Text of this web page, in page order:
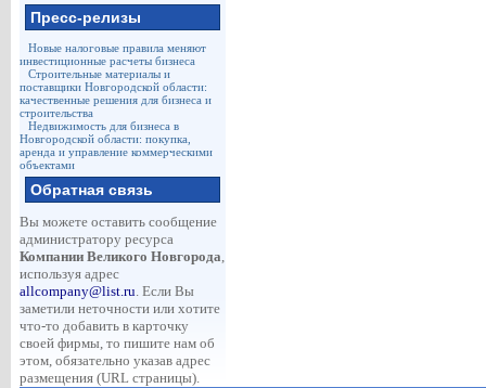
Пресс-релизы
Новые налоговые правила меняют
инвестиционные расчеты бизнеса
Строительные материалы и
поставщики Новгородской области:
качественные решения для бизнеса и
строительства
Недвижимость для бизнеса в
Новгородской области: покупка,
аренда и управление коммерческими
объектами
Обратная связь
Вы можете оставить сообщение
администратору ресурса
Компании Великого Новгорода,
используя адрес
allcompany@list.ru. Если Вы
заметили неточности или хотите
что-то добавить в карточку
своей фирмы, то пишите нам об
этом, обязательно указав адрес
размещения (URL страницы).